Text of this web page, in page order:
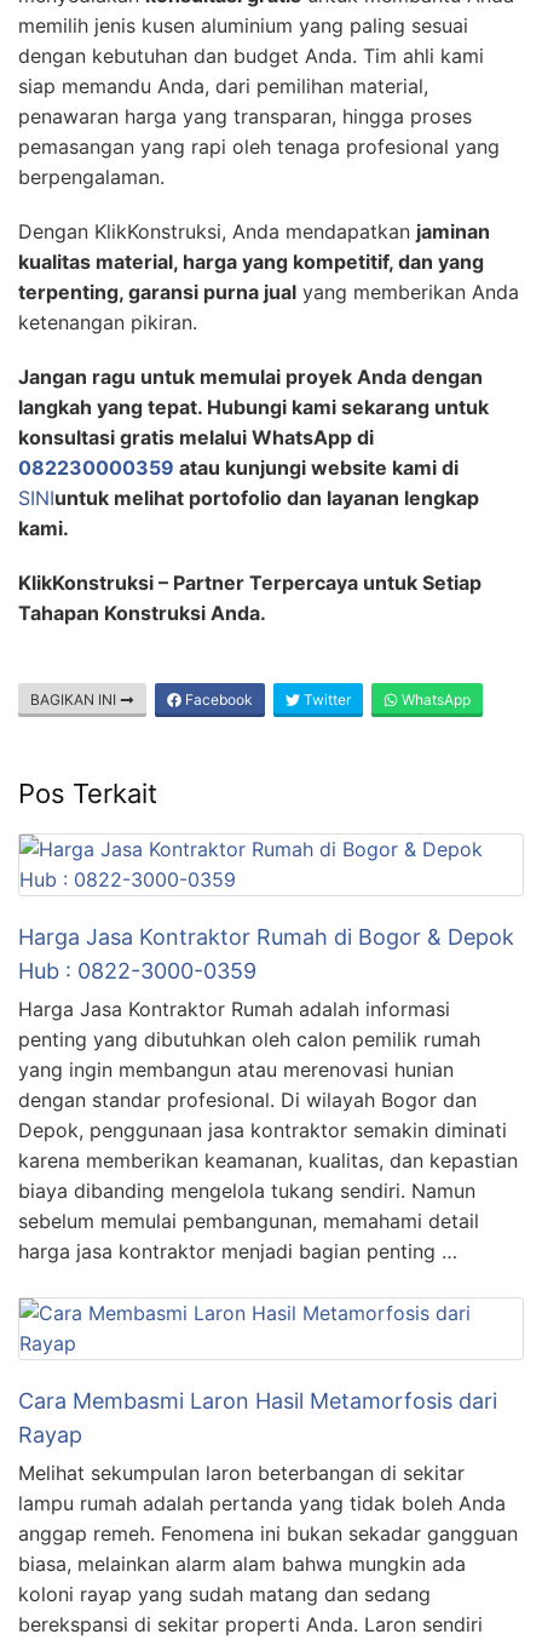
memilih jenis kusen aluminium yang paling sesuai
dengan kebutuhan dan budget Anda. Tim ahli kami
siap memandu Anda, dari pemilihan material,
penawaran harga yang transparan, hingga proses
pemasangan yang rapi oleh tenaga profesional yang
berpengalaman.
Dengan KlikKonstruksi, Anda mendapatkan jaminan
kualitas material, harga yang kompetitif, dan yang
terpenting, garansi purna jual yang memberikan Anda
ketenangan pikiran.
Jangan ragu untuk memulai proyek Anda dengan
langkah yang tepat. Hubungi kami sekarang untuk
konsultasi gratis melalui WhatsApp di
082230000359 atau kunjungi website kami di
SINIuntuk melihat portofolio dan layanan lengkap
kami.
KlikKonstruksi – Partner Terpercaya untuk Setiap
Tahapan Konstruksi Anda.
BAGIKAN INI Facebook Twitter WhatsApp
Pos Terkait
Harga Jasa Kontraktor Rumah di Bogor & Depok
Hub : 0822-3000-0359
Harga Jasa Kontraktor Rumah adalah informasi
penting yang dibutuhkan oleh calon pemilik rumah
yang ingin membangun atau merenovasi hunian
dengan standar profesional. Di wilayah Bogor dan
Depok, penggunaan jasa kontraktor semakin diminati
karena memberikan keamanan, kualitas, dan kepastian
biaya dibanding mengelola tukang sendiri. Namun
sebelum memulai pembangunan, memahami detail
harga jasa kontraktor menjadi bagian penting …
Cara Membasmi Laron Hasil Metamorfosis dari
Rayap
Melihat sekumpulan laron beterbangan di sekitar
lampu rumah adalah pertanda yang tidak boleh Anda
anggap remeh. Fenomena ini bukan sekadar gangguan
biasa, melainkan alarm alam bahwa mungkin ada
koloni rayap yang sudah matang dan sedang
berekspansi di sekitar properti Anda. Laron sendiri